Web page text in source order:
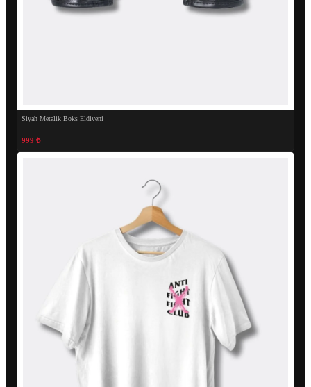
Siyah Metalik Boks Eldiveni
999 ₺